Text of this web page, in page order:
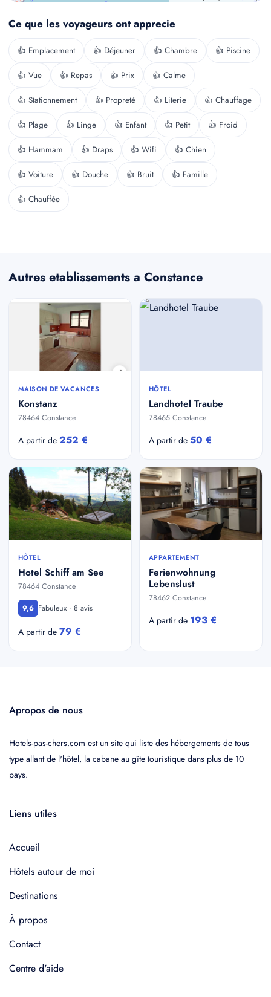
Ce que les voyageurs ont apprecie
👍 Emplacement 👍 Déjeuner 👍 Chambre 👍 Piscine
👍 Vue 👍 Repas 👍 Prix 👍 Calme
👍 Stationnement 👍 Propreté 👍 Literie 👍 Chauffage
👍 Plage 👍 Linge 👍 Enfant 👍 Petit 👍 Froid
👍 Hammam 👍 Draps 👍 Wifi 👍 Chien
👍 Voiture 👍 Douche 👍 Bruit 👍 Famille
👍 Chauffée
Autres etablissements a Constance
MAISON DE VACANCES
Konstanz
78464 Constance
A partir de 252 €
HÔTEL
Landhotel Traube
78465 Constance
A partir de 50 €
HÔTEL
Hotel Schiff am See
78464 Constance
9,6 Fabuleux · 8 avis
A partir de 79 €
APPARTEMENT
Ferienwohnung
Lebenslust
78462 Constance
A partir de 193 €
Apropos de nous
Hotels-pas-chers.com est un site qui liste des hébergements de tous
type allant de l'hôtel, la cabane au gîte touristique dans plus de 10
pays.
Liens utiles
Accueil
Hôtels autour de moi
Destinations
À propos
Contact
Centre d'aide